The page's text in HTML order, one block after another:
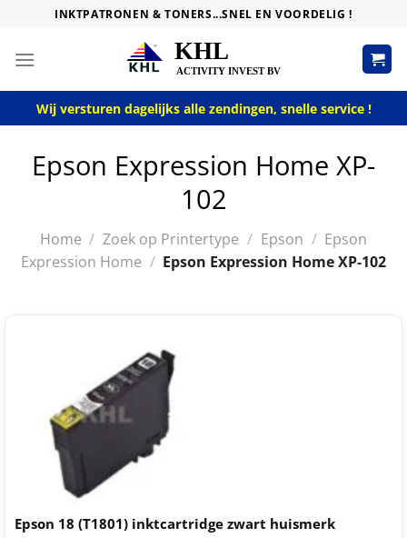
content
INKTPATRONEN & TONERS...SNEL EN VOORDELIG !
Wij versturen dagelijks alle zendingen, snelle service !
Epson Expression Home XP-
102
Home / Zoek op Printertype / Epson / Epson
Expression Home / Epson Expression Home XP-102
Epson 18 (T1801) inktcartridge zwart huismerk